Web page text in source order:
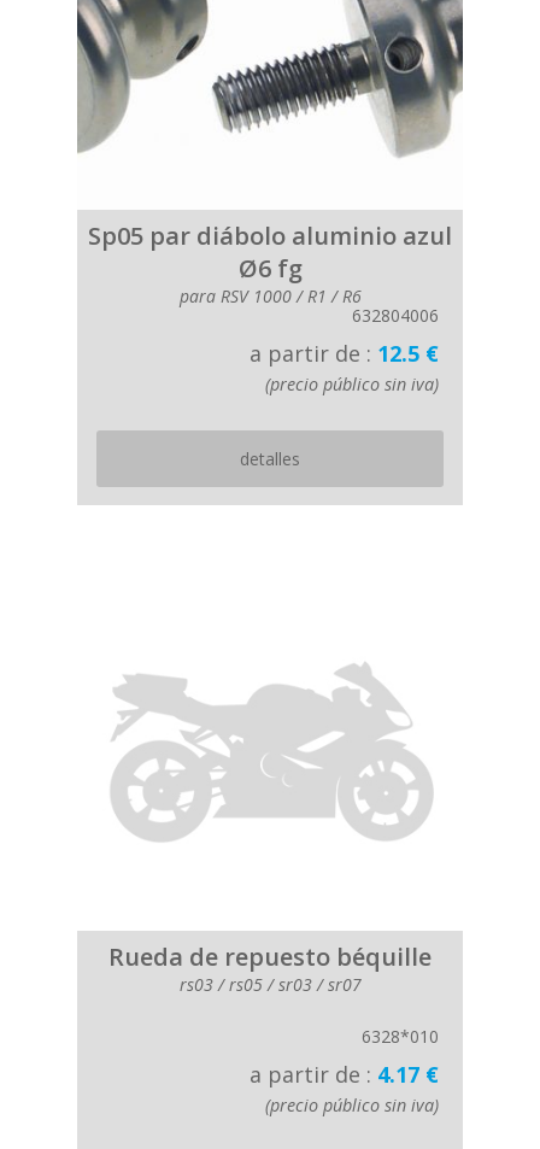
Sp05 par diábolo aluminio azul
Ø6 fg
para RSV 1000 / R1 / R6
632804006
a partir de : 12.5 €
(precio público sin iva)
detalles
Rueda de repuesto béquille
rs03 / rs05 / sr03 / sr07
6328*010
a partir de : 4.17 €
(precio público sin iva)